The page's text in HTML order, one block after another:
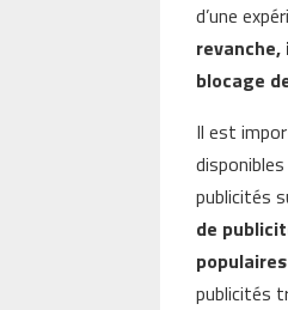
d’une
blocage
Il est
publicités
de
publicités